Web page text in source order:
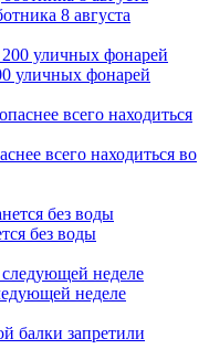
8 августа
уличных фонарей
всего находиться во
без воды
неделе